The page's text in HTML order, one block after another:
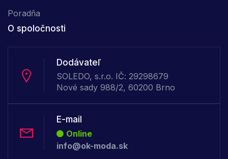
Poradňa
O spoločnosti
Dodávateľ
SOLEDO, s.r.o. IČ: 29298679
Nové sady 988/2, 60200 Brno
E-mail
Online
info@ok-moda.sk